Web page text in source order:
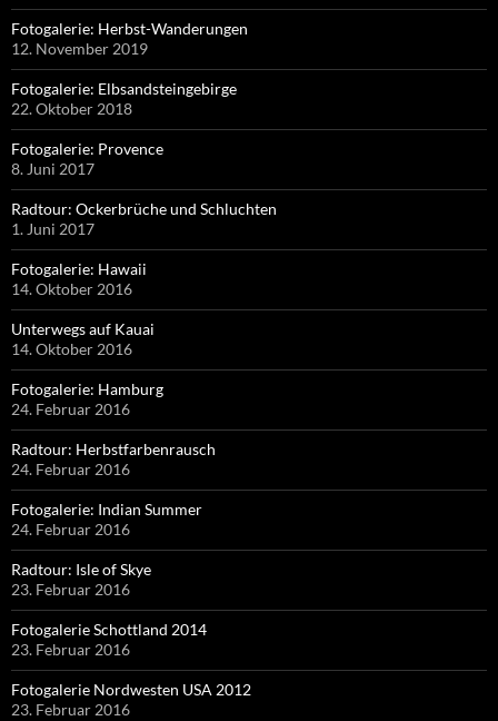
Fotogalerie: Herbst-Wanderungen
12. November 2019
Fotogalerie: Elbsandsteingebirge
22. Oktober 2018
Fotogalerie: Provence
8. Juni 2017
Radtour: Ockerbrüche und Schluchten
1. Juni 2017
Fotogalerie: Hawaii
14. Oktober 2016
Unterwegs auf Kauai
14. Oktober 2016
Fotogalerie: Hamburg
24. Februar 2016
Radtour: Herbstfarbenrausch
24. Februar 2016
Fotogalerie: Indian Summer
24. Februar 2016
Radtour: Isle of Skye
23. Februar 2016
Fotogalerie Schottland 2014
23. Februar 2016
Fotogalerie Nordwesten USA 2012
23. Februar 2016